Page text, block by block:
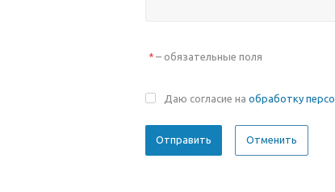
*– обязательные поля
Даю согласие на обработку
Отменить